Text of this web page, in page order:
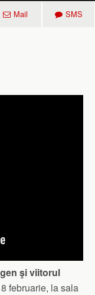
Mail SMS
şi viitorul
februarie, la sala